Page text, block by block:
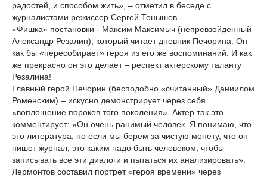
радостей, и способом жить», – отметил в беседе с
журналистами режиссер Сергей Тонышев.
«Фишка» постановки - Максим Максимыч (непревзойденный
Александр Резалин), который читает дневник Печорина. Он
как бы «пересобирает» героя из его же воспоминаний. И как
же прекрасно он это делает – респект актерскому таланту
Резалина!
Главный герой Печорин (бесподобно «считанный» Даниилом
Роменским) – искусно демонстрирует через себя
«воплощение пороков того поколения». Актер так это
комментирует: «Он очень ранимый человек. Я понимаю, что
это литература, но если мы берем за чистую монету, что он
пишет журнал, это каким надо быть человеком, чтобы
записывать все эти диалоги и пытаться их анализировать».
Лермонтов составил портрет «героя времени» через